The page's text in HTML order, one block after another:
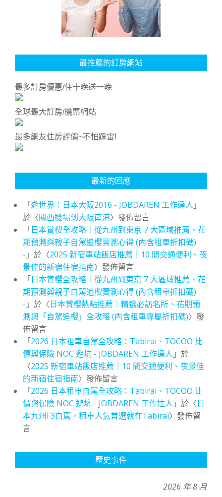
最推薦的訂房網站
最多訂房優惠/住十晚送一晚
全球最大訂房/機票網站
最多網友住房評價~不怕踩雷!
最新的回應
「遊世界：日本大阪2016 - JOBDAREN 工作達人 」
於〈關西機場到大阪南港〉發佈留言
「日本賞櫻全攻略｜從九州到東京 7 大區域推薦、花
期預測與親子自駕追櫻實測心得 (內含租車折扣碼)
- 」於〈2025 新宿車站飯店推薦｜10 間交通便利、夜
景佳的新宿住宿指南〉發佈留言
「日本賞櫻全攻略｜從九州到東京 7 大區域推薦、花
期預測與親子自駕追櫻實測心得 (內含租車折扣碼)
- 」於〈日本賞櫻熱點推薦｜精選必訪名所、花期預
測與「自駕追櫻」全攻略 (內含租車專屬折扣碼)〉發
佈留言
「2026 日本租車自駕全攻略：Tabirai、TOCOO 比
價與保險 NOC 避坑 - JOBDAREN 工作達人 」於
〈2025 新宿車站飯店推薦｜10 間交通便利、夜景佳
的新宿住宿指南〉發佈留言
「2026 日本租車自駕全攻略：Tabirai、TOCOO 比
價與保險 NOC 避坑 - JOBDAREN 工作達人 」於〈日
本九州F3自駕，租車人氣首選就在Tabirai〉發佈留
言
歷史事件
2026 年 8 月